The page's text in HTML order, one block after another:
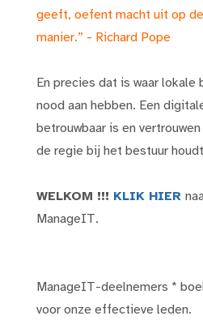
geeft, oefent macht uit op
manier.” - Richard Pope
En precies dat is waar lokale
nood aan hebben. Een
betrouwbaar is en
de regie bij het bestuur
WELKOM !!! KLIK HIER
ManageIT.
ManageIT-deelnemers *
voor onze effectieve leden.